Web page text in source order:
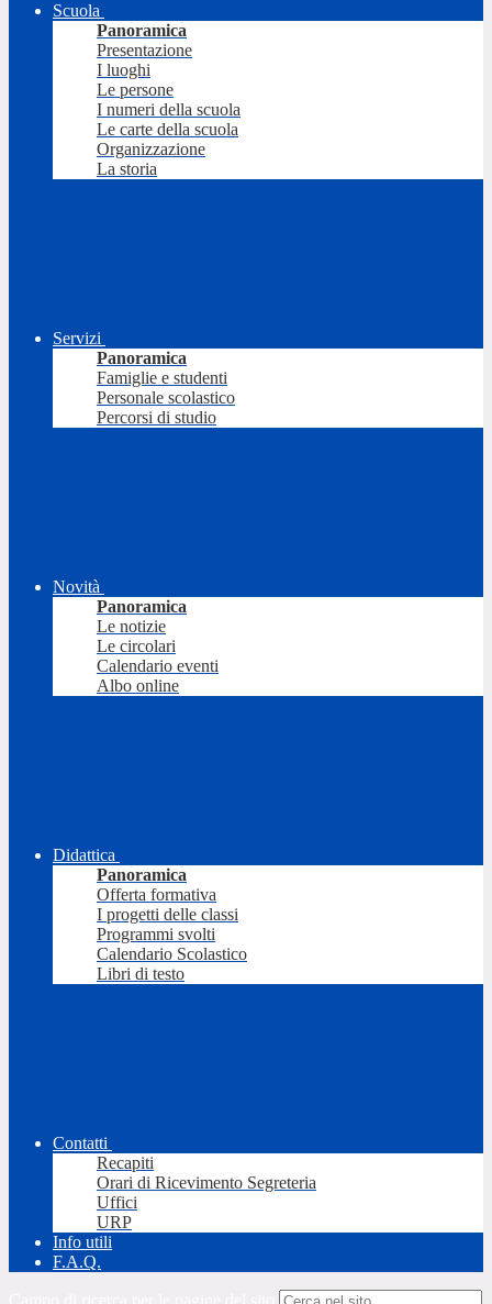
Scuola
Panoramica
Presentazione
I luoghi
Le persone
I numeri della scuola
Le carte della scuola
Organizzazione
La storia
Servizi
Panoramica
Famiglie e studenti
Personale scolastico
Percorsi di studio
Novità
Panoramica
Le notizie
Le circolari
Calendario eventi
Albo online
Didattica
Panoramica
Offerta formativa
I progetti delle classi
Programmi svolti
Calendario Scolastico
Libri di testo
Contatti
Recapiti
Orari di Ricevimento Segreteria
Uffici
URP
Info utili
F.A.Q.